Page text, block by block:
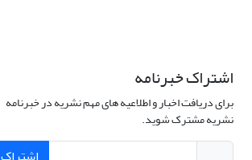
اشتراک خبرنامه
برای دریافت اخبار و اطلاعیه های مهم نشریه در خبرنامه
نشریه مشترک شوید.